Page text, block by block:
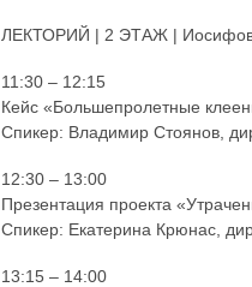
ЛЕКТОРИЙ | 2 ЭТАЖ |
11:30 – 12:15
Кейс «Большепролетные
Спикер: Владимир Стоянов,
12:30 – 13:00
Презентация проекта
Спикер: Екатерина Крюнас,
13:15 – 14:00